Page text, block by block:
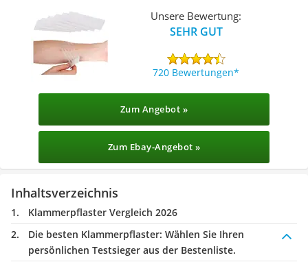
Unsere Bewertung:
SEHR GUT
720 Bewertungen
Zum Angebot »
Zum Ebay-Angebot »
Inhaltsverzeichnis
Klammerpflaster Vergleich 2026
Die besten Klammerpflaster: Wählen Sie Ihren
persönlichen Testsieger aus der Bestenliste.